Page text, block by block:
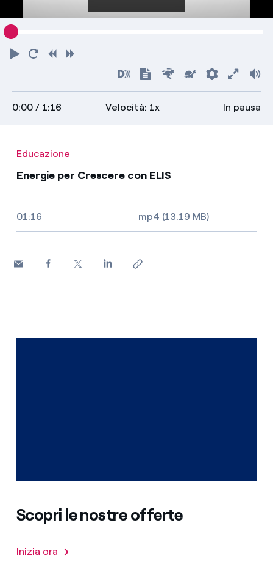
Riproduci
TornaIndietro
Avanti
Attiva
audiodescrizioni
Mostra
trascrizione
Più
veloce
Più
lento
Attiva
intero
0:00 / 1:16 Velocità: 1x In pausa
Educazione
Energie per Crescere con ELIS
Video size, duration and file type
01:16 mp4 (13.19 MB)
Scopri le nostre offerte
Inizia ora